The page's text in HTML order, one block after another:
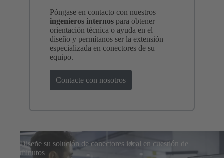
Póngase en contacto con nuestros
ingenieros internos para obtener
orientación técnica o ayuda en el
diseño y permítanos ser la extensión
especializada en conectores de su
equipo.
Contacte con nosotros
Diseñe su solución de conectores ideal en cuestión de
minutos